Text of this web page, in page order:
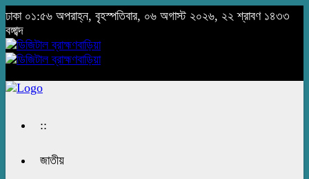
ঢাকা ০১:৫৬ অপরাহ্ন, বৃহস্পতিবার, ০৬ অগাস্ট ২০২৬, ২২ শ্রাবণ ১৪৩৩
বঙ্গাব্দ
::
জাতীয়